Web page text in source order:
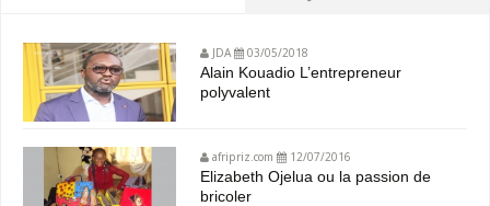
JDA 03/05/2018
Alain Kouadio L’entrepreneur
polyvalent
afripriz.com 12/07/2016
Elizabeth Ojelua ou la passion de
bricoler